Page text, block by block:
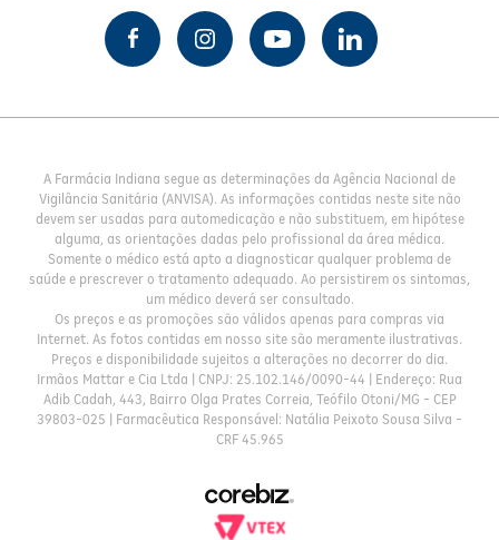
A Farmácia Indiana segue as determinações da Agência Nacional de
Vigilância Sanitária (ANVISA). As informações contidas neste site não
devem ser usadas para automedicação e não substituem, em hipótese
alguma, as orientações dadas pelo profissional da área médica.
Somente o médico está apto a diagnosticar qualquer problema de
saúde e prescrever o tratamento adequado. Ao persistirem os sintomas,
um médico deverá ser consultado.
Os preços e as promoções são válidos apenas para compras via
Internet. As fotos contidas em nosso site são meramente ilustrativas.
Preços e disponibilidade sujeitos a alterações no decorrer do dia.
Irmãos Mattar e Cia Ltda | CNPJ: 25.102.146/0090-44 | Endereço: Rua
Adib Cadah, 443, Bairro Olga Prates Correia, Teófilo Otoni/MG - CEP
39803-025 | Farmacêutica Responsável: Natália Peixoto Sousa Silva -
CRF 45.965